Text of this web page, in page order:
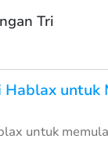
Tri
untuk
untuk